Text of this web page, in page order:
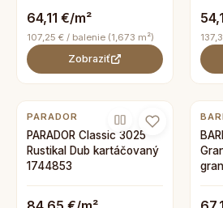
64,11 €/m²
107,25 € / balenie (1,673 m²)
Zobraziť
PARADOR
PARADOR Classic 3025
Rustikal Dub kartáčovaný
1744853